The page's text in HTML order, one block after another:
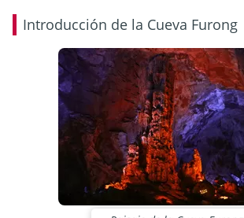
Introducción de la Cueva Furong